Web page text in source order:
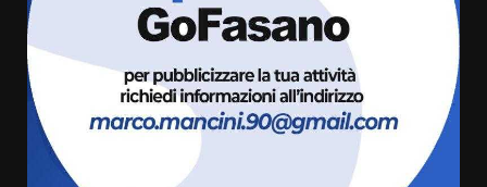
condivisa della Villetta di
Laureto
La magia del Minareto e la prima
assoluta de “L’Albergo
Belvedere. Il rapimento”
6 Agosto 2026 06:15